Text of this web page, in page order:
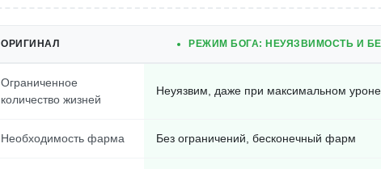
ОРИГИНАЛ РЕЖИМ БОГА: НЕУЯЗВИМОСТЬ И
Ограниченное
количество жизней
Неуязвим, даже при максимальном уроне
Необходимость фарма Без ограничений, бесконечный фарм